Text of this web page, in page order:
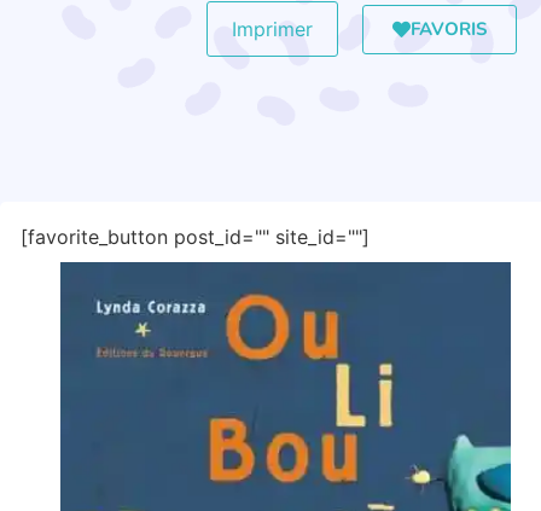
Imprimer FAVORIS
[favorite_button post_id="" site_id=""]